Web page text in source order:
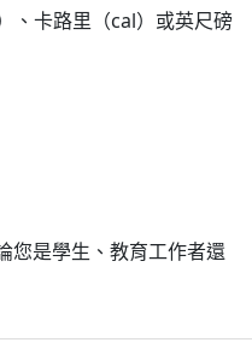
、卡路里（cal）或英尺磅
您是學生、教育工作者還